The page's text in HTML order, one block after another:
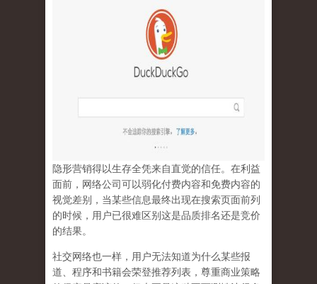
隐形营销得以生存全凭来自直觉的信任。在利益
面前，网络公司可以弱化付费内容和免费内容的
视觉差别，当某些信息最终出现在搜索页面前列
的时候，用户已很难区别这是品质排名还是竞价
的结果。
社交网络也一样， 用户无法知道为什么某些报
道、程序和书籍会荣登推荐列表，尊重商业策略